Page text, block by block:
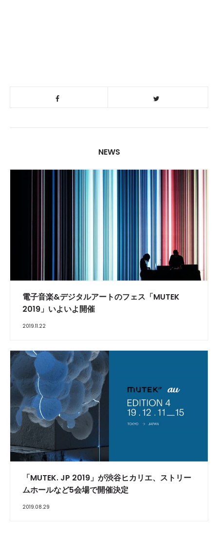
NEWS
電子音楽&デジタルアートのフェス「MUTEK
2019」いよいよ開催
2019.11.22
「MUTEK. JP 2019」が渋谷ヒカリエ、ストリー
ムホールなど5会場で開催決定
2019.08.29